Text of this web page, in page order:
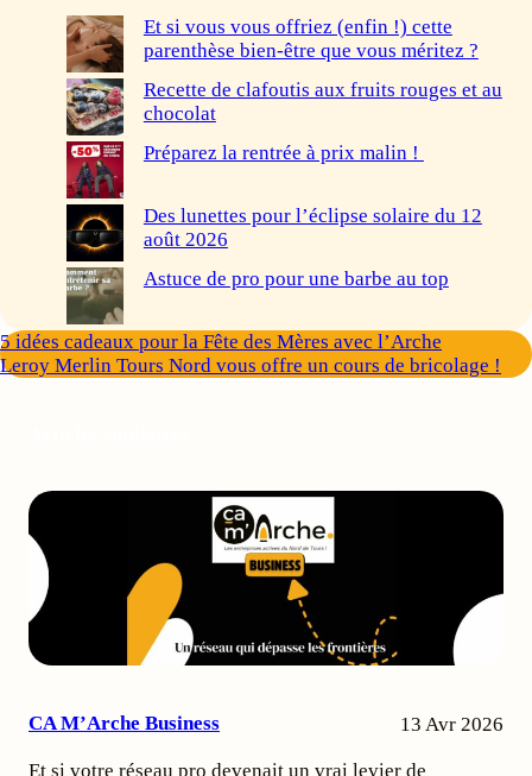
Et si vous vous offriez (enfin !) cette
parenthèse bien-être que vous méritez ?
Recette de clafoutis aux fruits rouges et au
chocolat
Préparez la rentrée à prix malin !
Des lunettes pour l’éclipse solaire du 12
août 2026
Astuce de pro pour une barbe au top
5 idées cadeaux pour la Fête des Mères avec l’Arche
Leroy Merlin Tours Nord vous offre un cours de bricolage !
CA M’Arche Business 13 Avr 2026
Et si votre réseau pro devenait un vrai levier de